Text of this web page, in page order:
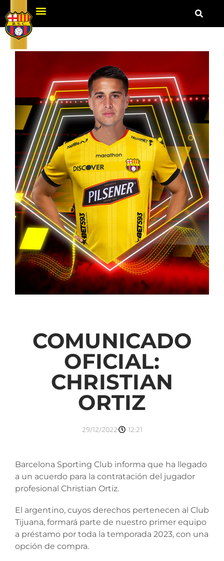
COMUNICADO
OFICIAL:
CHRISTIAN
ORTIZ
29/12/2022 12:21
Barcelona Sporting Club informa que ha llegado
a un acuerdo para la contratación del jugador
profesional Christian Ortiz.
El argentino, cuyos derechos pertenecen al Club
Tijuana, formará parte de nuestro primer equipo
a préstamo por toda la temporada 2023, con una
opción de compra.